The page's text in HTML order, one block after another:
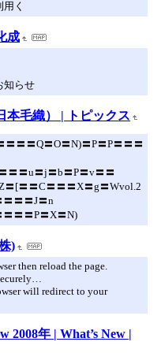
く
成
知らせ
本毛織） | トピックス
〓〓Q〓O〓N)〓P〓P〓〓〓
〓〓u〓j〓b〓P〓v〓〓
〓[〓〓C〓〓〓X〓g〓Wvol.2
〓〓J〓n
〓〓P〓X〓N)
)
then reload the page.
will redirect to your
2008年 | What’s New |